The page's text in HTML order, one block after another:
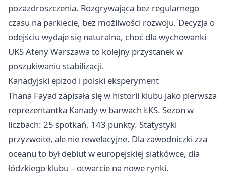
pozazdroszczenia. Rozgrywająca bez regularnego
czasu na parkiecie, bez możliwości rozwoju. Decyzja o
odejściu wydaje się naturalna, choć dla wychowanki
UKS AtenyWarszawa to kolejny przystanek w
poszukiwaniu stabilizacji.
Kanadyjski epizod i polski eksperyment
Thana Fayad zapisała się w historii klubu jako pierwsza
reprezentantka Kanady w barwach ŁKS. Sezon w
liczbach: 25 spotkań, 143 punkty. Statystyki
przyzwoite, ale nie rewelacyjne. Dla zawodniczki zza
oceanu to był debiut w europejskiej siatkówce, dla
łódzkiego klubu – otwarcie na nowe rynki.